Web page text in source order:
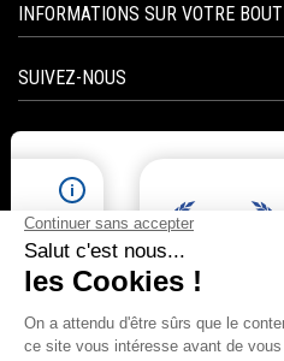
INFORMATIONS SUR VOTRE
SUIVEZ-NOUS